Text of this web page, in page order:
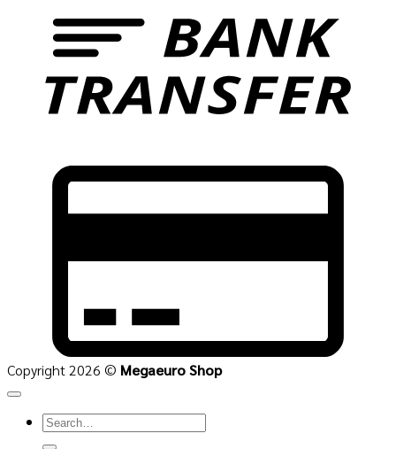
Copyright 2026 © Megaeuro Shop
Search
for: